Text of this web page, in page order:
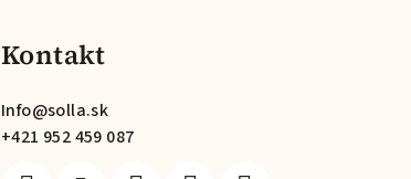
Kontakt
Info@solla.sk
+421 952 459 087